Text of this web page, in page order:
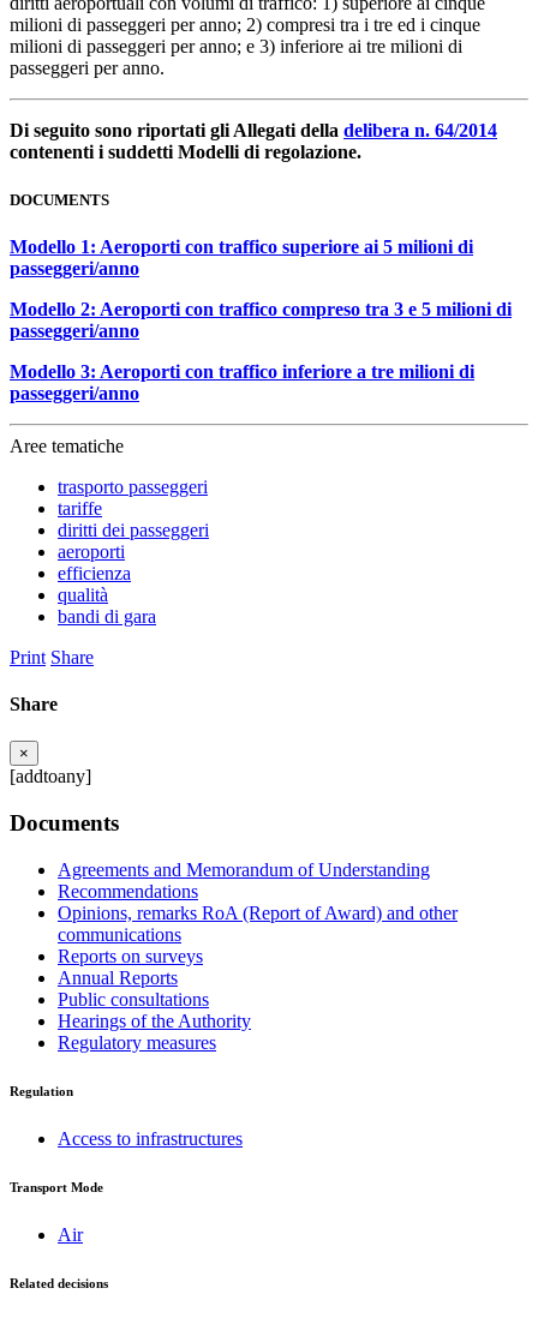
milioni di passeggeri per anno; 2) compresi tra i tre ed i cinque
milioni di passeggeri per anno; e 3) inferiore ai tre milioni di
passeggeri per anno.
Di seguito sono riportati gli Allegati della delibera n. 64/2014
contenenti i suddetti Modelli di regolazione.
DOCUMENTS
Modello 1: Aeroporti con traffico superiore ai 5 milioni di
passeggeri/anno
Modello 2: Aeroporti con traffico compreso tra 3 e 5 milioni di
passeggeri/anno
Modello 3: Aeroporti con traffico inferiore a tre milioni di
passeggeri/anno
Aree tematiche
trasporto passeggeri
tariffe
diritti dei passeggeri
aeroporti
efficienza
qualità
bandi di gara
Print Share
Share
×
[addtoany]
Documents
Agreements and Memorandum of Understanding
Recommendations
Opinions, remarks RoA (Report of Award) and other
communications
Reports on surveys
Annual Reports
Public consultations
Hearings of the Authority
Regulatory measures
Regulation
Access to infrastructures
Transport Mode
Air
Related decisions